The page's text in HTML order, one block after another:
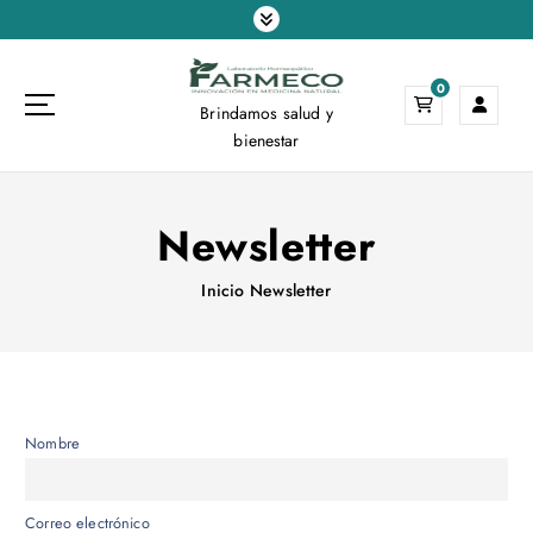
a
a
Brindamos salud y
bienestar
0
Newsletter
Inicio Newsletter
Nombre
Correo electrónico